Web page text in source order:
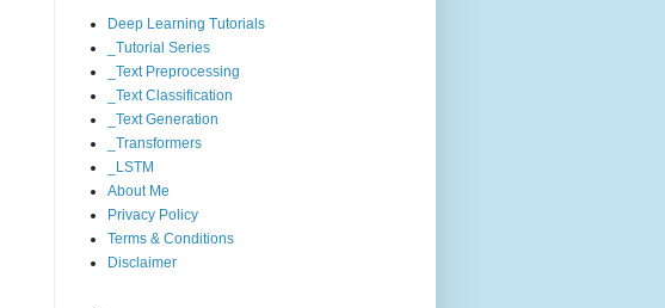
Deep Learning Tutorials
_Tutorial Series
_Text Preprocessing
_Text Classification
_Text Generation
_Transformers
_LSTM
About Me
Privacy Policy
Terms & Conditions
Disclaimer